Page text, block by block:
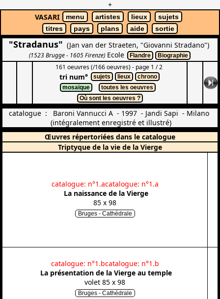
+
VASARI
menu artistes lieux
sujets
titres
pays plans aide sortie
"Stradanus" (Jan van der Straeten, "Giovanni Stradano")
(1523 Brugge - 1605 Firenze)Ecole Flandre Biographie
161 oeuvres (/166 oeuvres) - page 1 / 2
tri num° sujets lieux
chrono
mosaïque
toutes les oeuvres
Où sont les oeuvres ?
catalogue : Baroni Vannucci A - 1997 - Jandi Sapi - Milano
(intégralement enregistré et illustré)
Œuvres répertoriées dans le catalogue
Triptyque de la vie de la Vierge
catalogue: n°1.acatalogue: n°1.a
La naissance de la Vierge
85 x 98
Bruges - Cathédrale
catalogue: n°1.bcatalogue: n°1.b
La présentation de la Vierge au temple
volet 85 x 98
Bruges - Cathédrale